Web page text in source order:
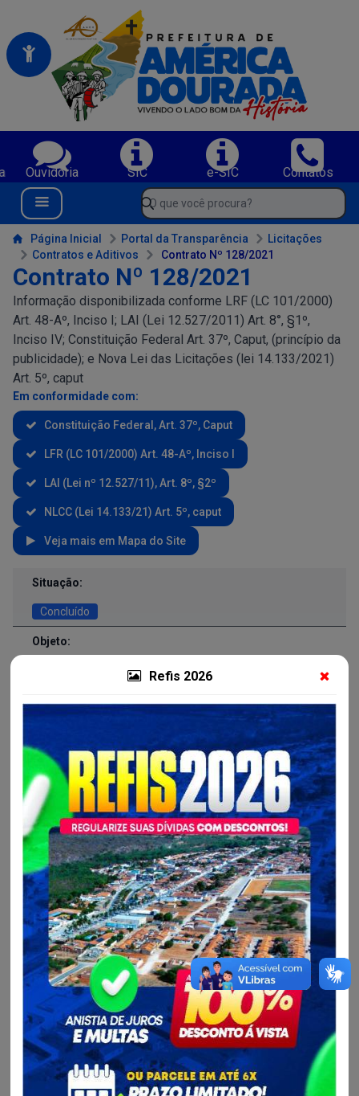
Portal da Prefeitura Municipal de America Dourada-BA
Refis 2026
Serviços da Prefeitura Municipal de America Dourada-BA;
Ouvidoria SIC e-SIC
Contatos
Navegue pelo portal da Prefeitura de America Dourada-BA
Menu Bar
O que você procura?
Conteúdo da Prefeitura de America Dourada-BA
Página Inicial Portal da Transparência
Licitações
Contratos e Aditivos
Contrato Nº 128/2021
Contrato Nº 128/2021
Informação disponibilizada conforme LRF (LC 101/2000)
Art. 48-Aº, Inciso I; LAI (Lei 12.527/2011) Art. 8°, §1º,
Inciso IV; Constituição Federal Art. 37º, Caput, (princípio da
publicidade); e Nova Lei das Licitações (lei 14.133/2021)
Art. 5º, caput
Em conformidade com:
Constituição Federal, Art. 37º, Caput
LFR (LC 101/2000) Art. 48-Aº, Inciso I
LAI (Lei nº 12.527/11), Art. 8º, §2º
NLCC (Lei 14.133/21) Art. 5º, caput
Veja mais em Mapa do Site
Contratos e Aditivos
Situação:
Concluído
Objeto:
O presente contrato tem por objeto definir os direitos,
concerne à locação de veículos, para atender as
necessidades das secretarias municipais do Município de
Processo Licitatário:
Convite Nº 002/2021
Unidade Gestora:
Prefeitura Municipal de America Dourada-BA
Contratado:
GRAUS LOCAÇÃO DE MÁQUINAS E EQUIPAMENTOS
EIRELI |CPF/CNPJ:34.***.***/****-15
Valor:
174.417,00
Processo Administrativo:
Data de Publicação:
23/03/2022